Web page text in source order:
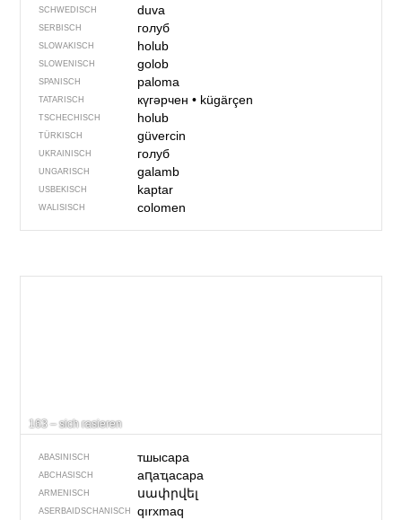
SCHWEDISCH duva
SERBISCH голуб
SLOWAKISCH holub
SLOWENISCH golob
SPANISCH paloma
TATARISCH күгәрчен• kügärçen
TSCHECHISCH holub
TÜRKISCH güvercin
UKRAINISCH голуб
UNGARISCH galamb
USBEKISCH kaptar
WALISISCH colomen
163 – sich rasieren
ABASINISCH тшысара
ABCHASISCH аԥаҵасара
ARMENISCH սափրվել
ASERBAIDSCHANISCH qırxmaq